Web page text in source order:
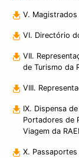
V. Magistrados
VI. Directório
VII.
de Turismo da
VIII.
IX. Dispensa
Portadores de
Viagem da
X.